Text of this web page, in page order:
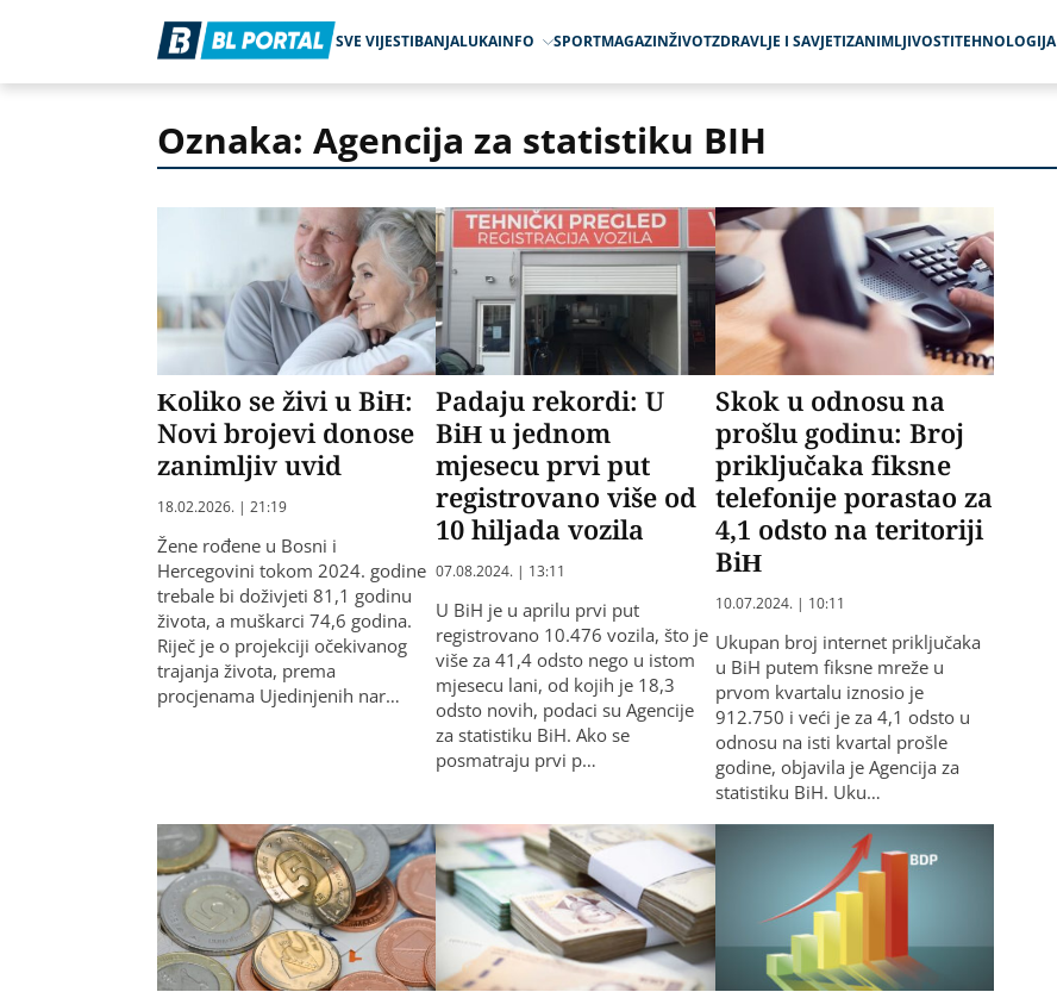
SVE VIJESTIBANJALUKAINFO SPORTMAGAZINŽIVOTZDRAVLJE I SAVJETIZANIMLJIVOSTITEHNOLOGIJA
Oznaka: Agencija za statistiku BIH
Koliko se živi u BiH:
Novi brojevi donose
zanimljiv uvid
18.02.2026. | 21:19
Žene rođene u Bosni i
Hercegovini tokom 2024. godine
trebale bi doživjeti 81,1 godinu
života, a muškarci 74,6 godina.
Riječ je o projekciji očekivanog
trajanja života, prema
procjenama Ujedinjenih nar…
Padaju rekordi: U
BiH u jednom
mjesecu prvi put
registrovano više od
10 hiljada vozila
07.08.2024. | 13:11
U BiH je u aprilu prvi put
registrovano 10.476 vozila, što je
više za 41,4 odsto nego u istom
mjesecu lani, od kojih je 18,3
odsto novih, podaci su Agencije
za statistiku BiH. Ako se
posmatraju prvi p…
Skok u odnosu na
prošlu godinu: Broj
priključaka fiksne
telefonije porastao za
4,1 odsto na teritoriji
BiH
10.07.2024. | 10:11
Ukupan broj internet priključaka
u BiH putem fiksne mreže u
prvom kvartalu iznosio je
912.750 i veći je za 4,1 odsto u
odnosu na isti kvartal prošle
godine, objavila je Agencija za
statistiku BiH. Uku…